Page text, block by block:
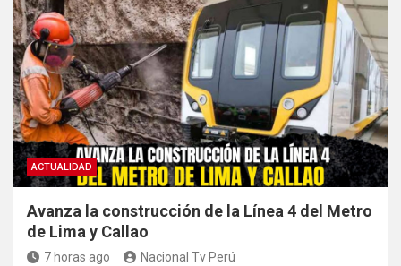
ACTUALIDAD
Avanza la construcción de la Línea 4 del Metro
de Lima y Callao
7 horas ago Nacional Tv Perú